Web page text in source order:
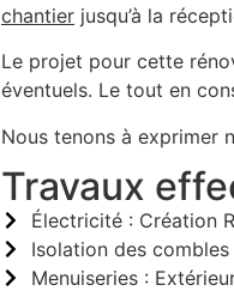
chantier jusqu’à la
Le projet pour cette
éventuels. Le tout en
Nous tenons à exprimer
Travaux
Électricité : Création
Isolation des combles
Menuiseries :